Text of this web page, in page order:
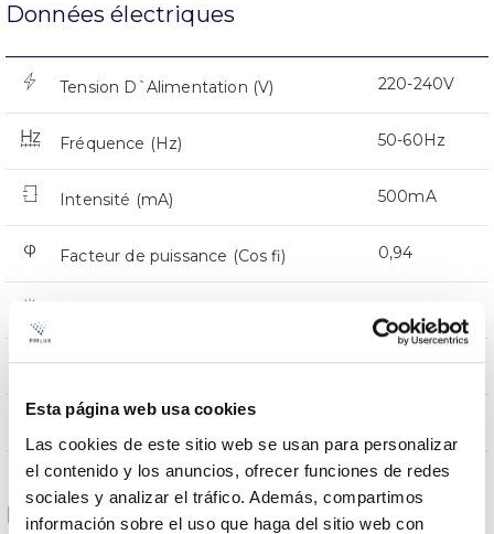
Esta página web usa cookies
Las cookies de este sitio web se usan para personalizar
el contenido y los anuncios, ofrecer funciones de redes
sociales y analizar el tráfico. Además, compartimos
información sobre el uso que haga del sitio web con
Données électriques
Tension D`Alimentation (V) 220-240V
Fréquence (Hz) 50-60Hz
Intensité (mA) 500mA
Facteur de puissance (Cos fi) 0,94
Atténuation Oui
Prot. de comm. pour reprogr.
Dimensions et montage